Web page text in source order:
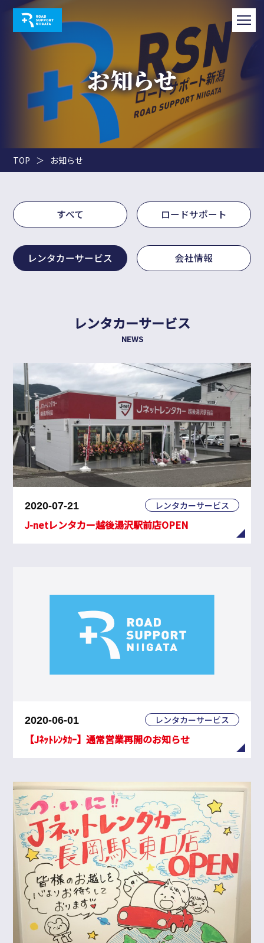
TOP ＞ お知らせ
すべて ロードサポート
レンタカーサービス 会社情報
レンタカーサービス
NEWS
2020-07-21 レンタカーサービス
J-netレンタカー越後湯沢駅前店OPEN
2020-06-01 レンタカーサービス
【Jﾈｯﾄﾚﾝﾀｶｰ】通常営業再開のお知らせ